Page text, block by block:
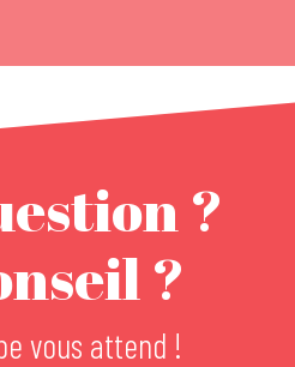
?
?
vous attend !